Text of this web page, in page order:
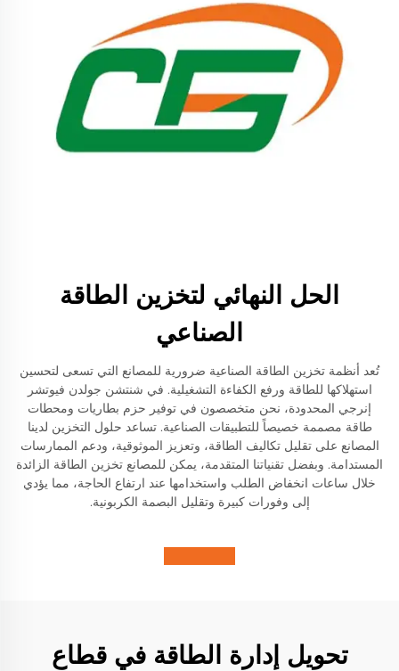
الحل النهائي لتخزين الطاقة
الصناعي
تُعد أنظمة تخزين الطاقة الصناعية ضرورية للمصانع التي تسعى لتحسين
استهلاكها للطاقة ورفع الكفاءة التشغيلية. في شنتشن جولدن فيوتشر
إنرجي المحدودة، نحن متخصصون في توفير حزم بطاريات ومحطات
طاقة مصممة خصيصاً للتطبيقات الصناعية. تساعد حلول التخزين لدينا
المصانع على تقليل تكاليف الطاقة، وتعزيز الموثوقية، ودعم الممارسات
المستدامة. وبفضل تقنياتنا المتقدمة، يمكن للمصانع تخزين الطاقة الزائدة
خلال ساعات انخفاض الطلب واستخدامها عند ارتفاع الحاجة، مما يؤدي
إلى وفورات كبيرة وتقليل البصمة الكربونية.
تحويل إدارة الطاقة في قطاع